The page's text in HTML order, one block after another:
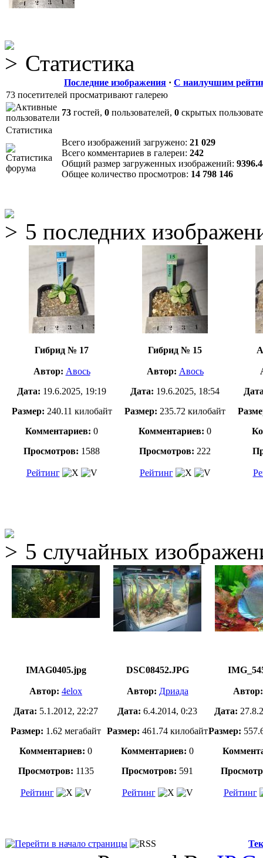
Статистика
Последние изображения · С наилучшим
73 посетителей просматривают галерею
73 гостей, 0 пользователей, 0 скрытых
Статистика
Всего изображений загружено: 21 029
Всего комментариев в галереи: 242
Общий размер загруженных изображений:
Общее количество просмотров: 14 798 146
5 последних
Гибрид № 17
Автор: Авось
Дата: 19.6.2025, 19:19
Размер: 240.11 килобайт
Комментариев: 0
Просмотров: 1588
Рейтинг
Гибрид № 15
Автор: Авось
Дата: 19.6.2025, 18:54
Размер: 235.72 килобайт
Комментариев: 0
Просмотров: 222
Рейтинг
5 случайных
IMAG0405.jpg
Автор: 4elox
Дата: 5.1.2012, 22:27
Размер: 1.62 мегабайт
Комментариев: 0
Просмотров: 1135
Рейтинг
DSC08452.JPG
Автор: Дриада
Дата: 6.4.2014, 0:23
Размер: 461.74 килобайт
Комментариев: 0
Просмотров: 591
Рейтинг
Автор:
Дата:
Размер:
Рейтинг